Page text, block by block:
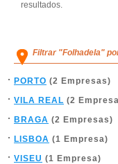
resultados.
Filtrar "Folhadela"
PORTO (2 Empresas)
VILA REAL (2
BRAGA (2 Empresas)
LISBOA (1 Empresa)
VISEU (1 Empresa)